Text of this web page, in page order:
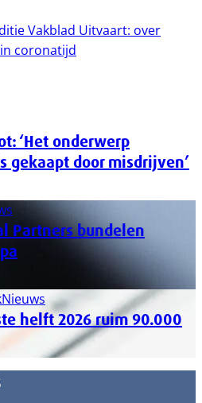
Vakblad Uitvaart: over
coronatijd
‘Het onderwerp
gekaapt door misdrijven’
Partners bundelen
Nieuws
helft 2026 ruim 90.000